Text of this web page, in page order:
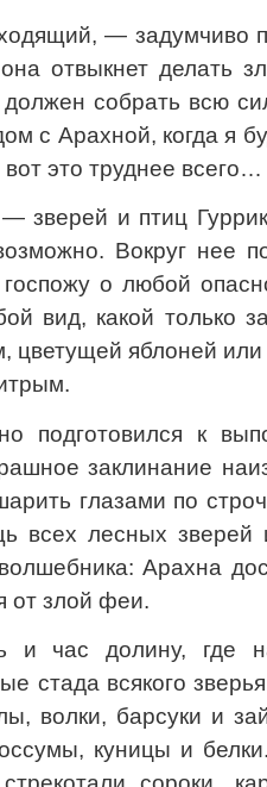
— задумчиво
отвыкнет делать
собрать всю
с Арахной, когда я
это труднее всего…
зверей и птиц
Вокруг нее
о любой
вид, какой только
цветущей яблоней
подготовился к
заклинание
глазами по
всех лесных зверей
Арахна
от злой феи.
и час долину, где
стада всякого
волки, барсуки и
куницы и